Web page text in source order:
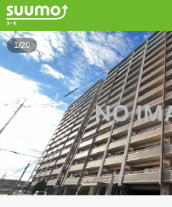
1/20